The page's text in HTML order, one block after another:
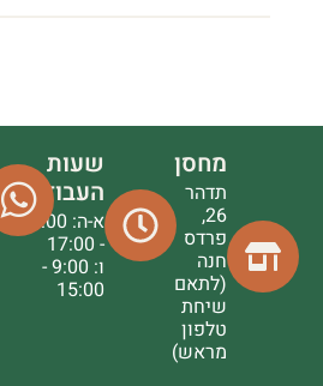
מחסן
תדהר
26,
פרדס
חנה
(לתאם
שיחת
טלפון
מראש)
שעות
העבודה
א-ה: 9:00
- 17:00
ו: 9:00 -
15:00